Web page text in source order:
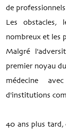
de
Les obstacles,
nombreux et les
Malgré
premier noyau
médecine
d'institutions
40 ans plus tard,